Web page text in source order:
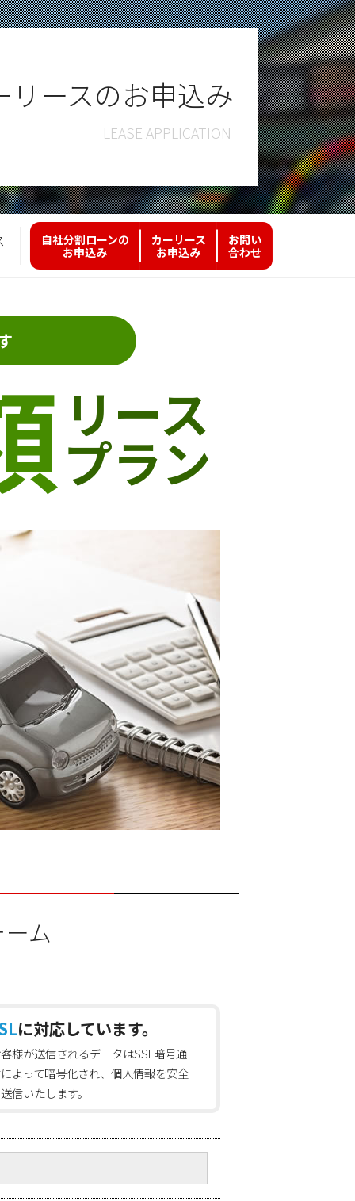
リースのお申込み
自社分割ローンの
お申込み
カーリース
お申込み
お問い
合わせ
リース
プラン
ム
に対応しています。
様が送信されるデータはSSL暗号通
よって暗号化され、個人情報を安全
信いたします。